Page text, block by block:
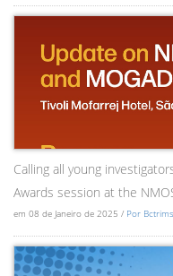
Calling all young
Awards session at the
em 08 de Janeiro de 2025 / Por Bctrims